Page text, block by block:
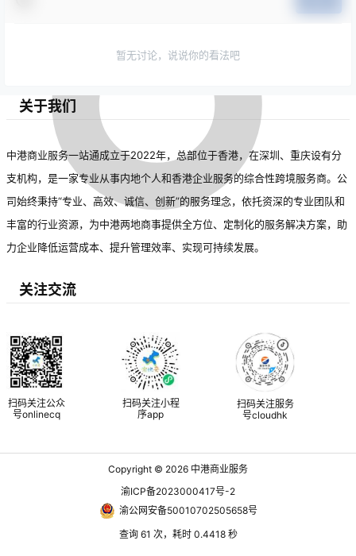
暂无讨论，说说你的看法吧
关于我们
中港商业服务一站通成立于2022年，总部位于香港，在深圳、重庆设有分
支机构，是一家专业从事内地个人和香港企业服务的综合性跨境服务商。公
司始终秉持“专业、高效、诚信、创新”的服务理念，依托资深的专业团队和
丰富的行业资源，为中港两地商事提供全方位、定制化的服务解决方案，助
力企业降低运营成本、提升管理效率、实现可持续发展。
关注交流
扫码关注公众
号onlinecq
扫码关注小程
序app
扫码关注服务
号cloudhk
Copyright © 2026 中港商业服务
渝ICP备2023000417号-2
渝公网安备50010702505658号
查询 61 次，耗时 0.4418 秒